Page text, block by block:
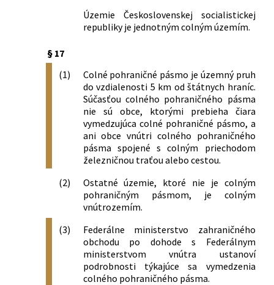
Územie Československej socialistickej
republiky je jednotným colným územím.
§ 17
(1)
Colné pohraničné pásmo je územný pruh
do vzdialenosti 5 km od štátnych hraníc.
Súčasťou colného pohraničného pásma
nie sú obce, ktorými prebieha čiara
vymedzujúca colné pohraničné pásmo, a
ani obce vnútri colného pohraničného
pásma spojené s colným priechodom
železničnou traťou alebo cestou.
(2)
Ostatné územie, ktoré nie je colným
pohraničným pásmom, je colným
vnútrozemím.
(3)
Federálne ministerstvo zahraničného
obchodu po dohode s Federálnym
ministerstvom vnútra ustanoví
podrobnosti týkajúce sa vymedzenia
colného pohraničného pásma.